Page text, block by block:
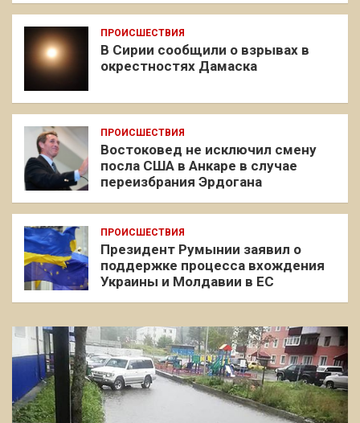
ПРОИСШЕСТВИЯ
В Сирии сообщили о взрывах в
окрестностях Дамаска
ПРОИСШЕСТВИЯ
Востоковед не исключил смену
посла США в Анкаре в случае
переизбрания Эрдогана
ПРОИСШЕСТВИЯ
Президент Румынии заявил о
поддержке процесса вхождения
Украины и Молдавии в ЕС